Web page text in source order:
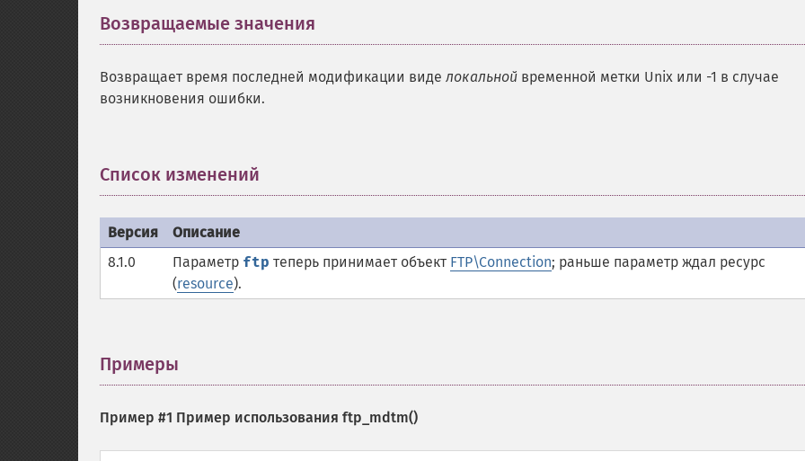
Возвращаемые значения
Возвращает время последней модификации виде локальной временной метки Unix или -1 в случае
возникновения ошибки.
Список изменений
Версия
Описание
8.1.0
Параметр ftp теперь принимает объект FTP\Connection; раньше параметр ждал ресурс
(resource).
Примеры
Пример #1 Пример использования ftp_mdtm()